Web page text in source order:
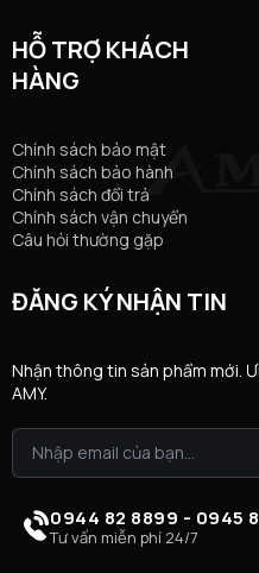
HỖ TRỢ KHÁCH
HÀNG
Chính sách bảo mật
Chính sách bảo hành
Chính sách đổi trả
Chính sách vận chuyển
Câu hỏi thường gặp
ĐĂNG KÝ NHẬN TIN
Nhận thông tin sản phẩm mới.
AMY.
0944 82 8899 - 0945
Tư vấn miễn phí 24/7